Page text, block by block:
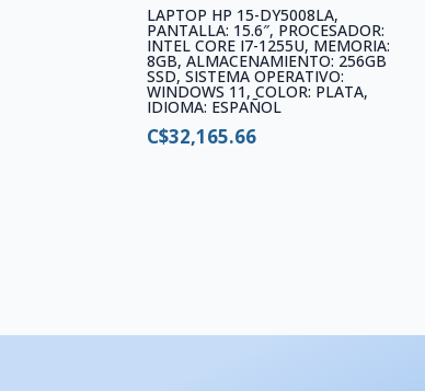
LAPTOP HP 15-DY5008LA,
PANTALLA: 15.6″, PROCESADOR:
INTEL CORE I7-1255U, MEMORIA:
8GB, ALMACENAMIENTO: 256GB
SSD, SISTEMA OPERATIVO:
WINDOWS 11, COLOR: PLATA,
IDIOMA: ESPAÑOL
C$32,165.66